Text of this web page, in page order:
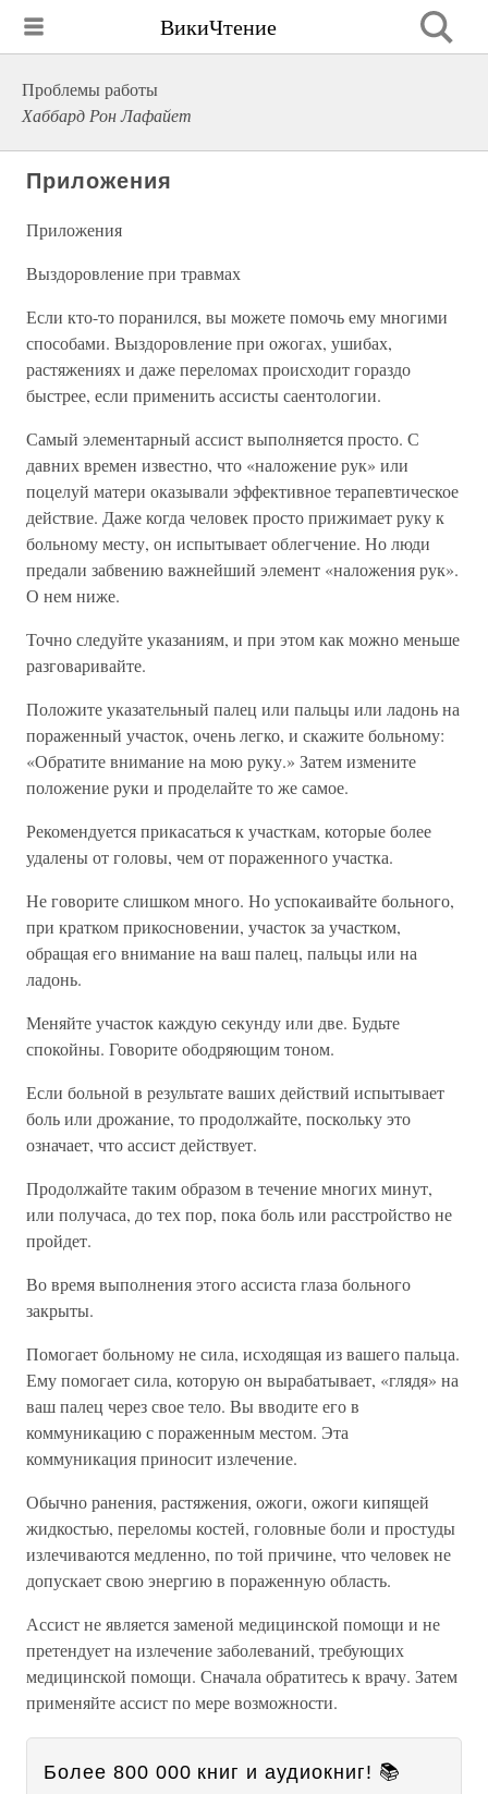
ВикиЧтение
Проблемы работы
Хаббард Рон Лафайет
Приложения
Приложения
Выздоровление при травмах
Если кто-то поранился, вы можете помочь ему многими
способами. Выздоровление при ожогах, ушибах,
растяжениях и даже переломах происходит гораздо
быстрее, если применить ассисты саентологии.
Самый элементарный ассист выполняется просто. С
давних времен известно, что «наложение рук» или
поцелуй матери оказывали эффективное терапевтическое
действие. Даже когда человек просто прижимает руку к
больному месту, он испытывает облегчение. Но люди
предали забвению важнейший элемент «наложения рук».
О нем ниже.
Точно следуйте указаниям, и при этом как можно меньше
разговаривайте.
Положите указательный палец или пальцы или ладонь на
пораженный участок, очень легко, и скажите больному:
«Обратите внимание на мою руку.» Затем измените
положение руки и проделайте то же самое.
Рекомендуется прикасаться к участкам, которые более
удалены от головы, чем от пораженного участка.
Не говорите слишком много. Но успокаивайте больного,
при кратком прикосновении, участок за участком,
обращая его внимание на ваш палец, пальцы или на
ладонь.
Меняйте участок каждую секунду или две. Будьте
спокойны. Говорите ободряющим тоном.
Если больной в результате ваших действий испытывает
боль или дрожание, то продолжайте, поскольку это
означает, что ассист действует.
Продолжайте таким образом в течение многих минут,
или получаса, до тех пор, пока боль или расстройство не
пройдет.
Во время выполнения этого ассиста глаза больного
закрыты.
Помогает больному не сила, исходящая из вашего пальца.
Ему помогает сила, которую он вырабатывает, «глядя» на
ваш палец через свое тело. Вы вводите его в
коммуникацию с пораженным местом. Эта
коммуникация приносит излечение.
Обычно ранения, растяжения, ожоги, ожоги кипящей
жидкостью, переломы костей, головные боли и простуды
излечиваются медленно, по той причине, что человек не
допускает свою энергию в пораженную область.
Ассист не является заменой медицинской помощи и не
претендует на излечение заболеваний, требующих
медицинской помощи. Сначала обратитесь к врачу. Затем
применяйте ассист по мере возможности.
Более 800 000 книг и аудиокниг! 📚